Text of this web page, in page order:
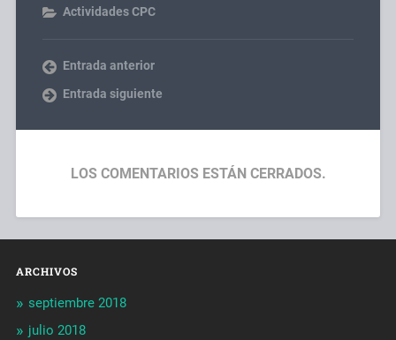
Actividades CPC
Entrada anterior
Entrada siguiente
LOS COMENTARIOS ESTÁN CERRADOS.
ARCHIVOS
septiembre 2018
julio 2018